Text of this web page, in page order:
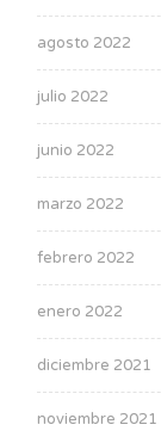
agosto 2022
julio 2022
junio 2022
marzo 2022
febrero 2022
enero 2022
diciembre 2021
noviembre 2021